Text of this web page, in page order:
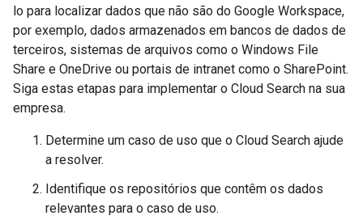
lo para localizar dados que não são do Google Workspace,
por exemplo, dados armazenados em bancos de dados de
terceiros, sistemas de arquivos como o Windows File
Share e OneDrive ou portais de intranet como o SharePoint.
Siga estas etapas para implementar o Cloud Search na sua
empresa.
Determine um caso de uso que o Cloud Search ajude
a resolver.
Identifique os repositórios que contêm os dados
relevantes para o caso de uso.